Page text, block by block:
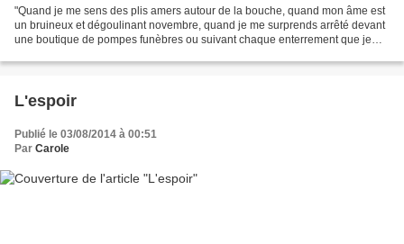
"Quand je me sens des plis amers autour de la bouche, quand mon âme est
un bruineux et dégoulinant novembre, quand je me surprends arrêté devant
une boutique de pompes funèbres ou suivant chaque enterrement que je
L'espoir
Publié le 03/08/2014 à 00:51
Par Carole